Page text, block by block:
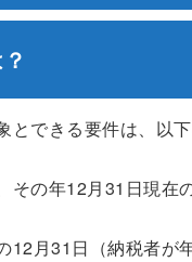
できる要件は、以下
その年12月31日現在
12月31日（納税者が